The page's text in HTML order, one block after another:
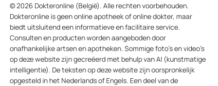
© 2026 Dokteronline (België). Alle rechten voorbehouden.
Dokteronline is geen online apotheek of online dokter, maar
biedt uitsluitend een informatieve en facilitaire service.
Consulten en producten worden aangeboden door
onafhankelijke artsen en apotheken. Sommige foto’s en video’s
op deze website zijn gecreëerd met behulp van AI (kunstmatige
intelligentie). De teksten op deze website zijn oorspronkelijk
opgesteld in het Nederlands of Engels. Een deel van de